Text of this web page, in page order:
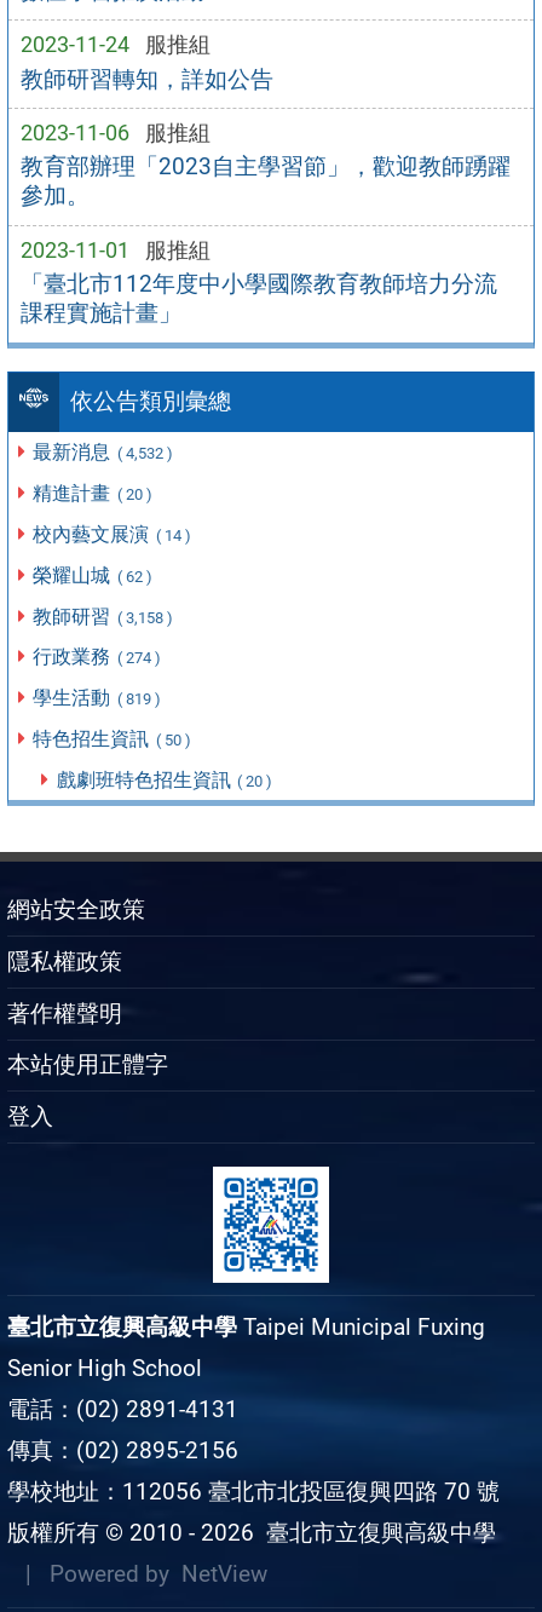
2023-11-24 服推組
教師研習轉知，詳如公告
2023-11-06 服推組
教育部辦理「2023自主學習節」，歡迎教師踴躍
參加。
2023-11-01 服推組
「臺北市112年度中小學國際教育教師培力分流
課程實施計畫」
依公告類別彙總
最新消息 ( 4,532 )
精進計畫 ( 20 )
校內藝文展演 ( 14 )
榮耀山城 ( 62 )
教師研習 ( 3,158 )
行政業務 ( 274 )
學生活動 ( 819 )
特色招生資訊 ( 50 )
戲劇班特色招生資訊 ( 20 )
網站安全政策
隱私權政策
著作權聲明
本站使用正體字
登入
臺北市立復興高級中學 Taipei Municipal Fuxing
Senior High School
電話：(02) 2891-4131
傳真：(02) 2895-2156
學校地址：112056 臺北市北投區復興四路 70 號
版權所有 © 2010 - 2026 臺北市立復興高級中學
| Powered by NetView